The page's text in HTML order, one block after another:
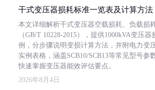
干式变压器损耗标准一览表及计算方法
本文详细解析干式变压器空载损耗、负载损
（GB/T 10228-2015），提供1000kVA变压器
例，分步骤说明变损计算方法，并附电力变
实例表格，涵盖SCB10/SCB13等常见型号参
快速掌握变压器能效评估要点。
2026年8月4日